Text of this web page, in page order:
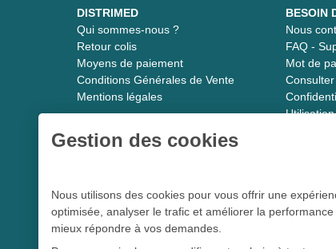
DISTRIMED
Qui sommes-nous ?
Retour colis
Moyens de paiement
Conditions Générales de Vente
Mentions légales
BESOIN
Nous
FAQ -
Mot de
Distrimed.com 1989 - 2026
Le spécialiste du matériel médical
Gestion des cookies
Nous utilisons des cookies pour vous offrir une
optimisée, analyser le trafic et améliorer la
mieux répondre à vos demandes.